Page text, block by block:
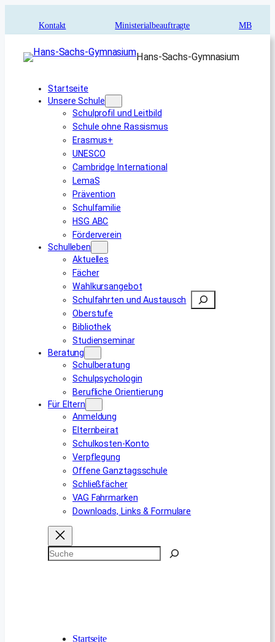
springen
Kontakt Ministerialbeauftragte MB
Hans-Sachs-Gymnasium
Startseite
Unsere Schule
Schulprofil und Leitbild
Schule ohne Rassismus
Erasmus+
UNESCO
Cambridge International
LemaS
Prävention
Schulfamilie
HSG ABC
Förderverein
Schulleben
Aktuelles
Fächer
Wahlkursangebot
Schulfahrten und Austausch
Oberstufe
Bibliothek
Studienseminar
Beratung
Schulberatung
Schulpsychologin
Berufliche Orientierung
Für Eltern
Anmeldung
Elternbeirat
Schulkosten-Konto
Verpflegung
Offene Ganztagsschule
Schließfächer
VAG Fahrmarken
Downloads, Links & Formulare
Suchen
Suchen
Startseite